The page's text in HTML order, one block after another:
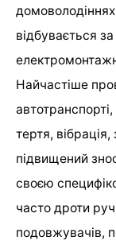
відбувається
Найчастіше
тертя,
підвищений
своєю
часто дроти
подовжувачів,